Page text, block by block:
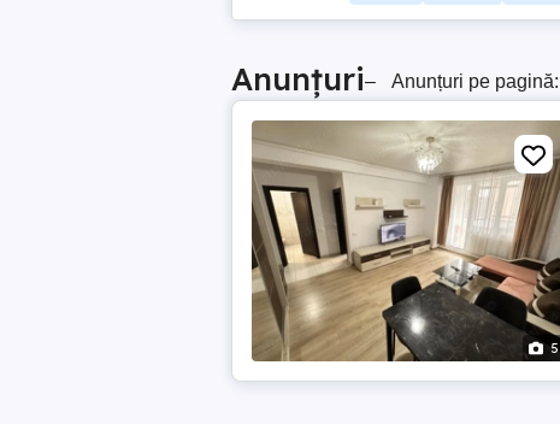
Anunțuri– Anunțuri pe pagină:
5